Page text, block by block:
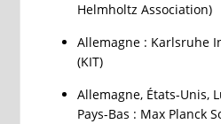
Helmholtz Association)
Allemagne : Karlsruhe
(KIT)
Allemagne, États-Unis,
Pays-Bas : Max Planck